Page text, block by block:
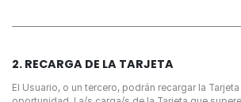
2. RECARGA DE LA TARJETA
El Usuario, o un tercero, podrán recargar la